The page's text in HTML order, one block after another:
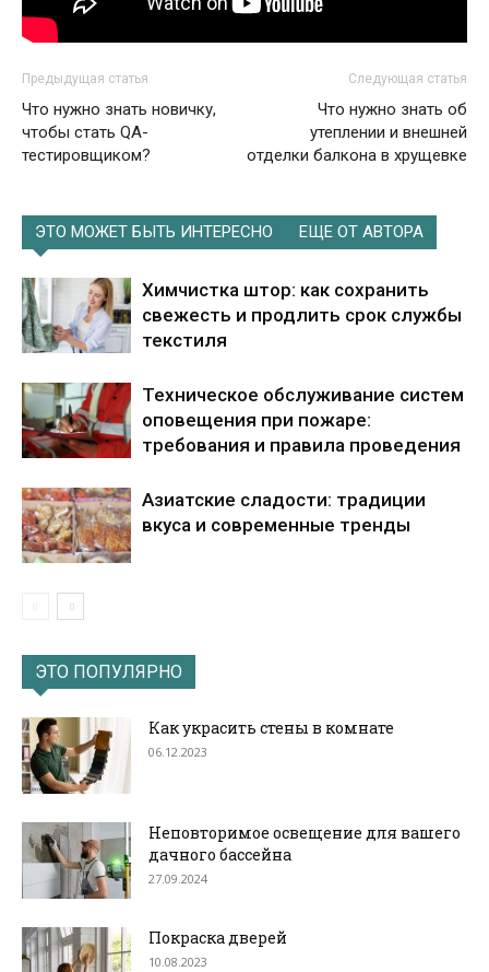
Предыдущая статья
Что нужно знать новичку,
чтобы стать QA-
тестировщиком?
Следующая статья
Что нужно знать об
утеплении и внешней
отделки балкона в хрущевке
ЭТО МОЖЕТ БЫТЬ ИНТЕРЕСНО ЕЩЕ ОТ АВТОРА
Химчистка штор: как сохранить
свежесть и продлить срок службы
текстиля
Техническое обслуживание систем
оповещения при пожаре:
требования и правила проведения
Азиатские сладости: традиции
вкуса и современные тренды
ЭТО ПОПУЛЯРНО
Как украсить стены в комнате
06.12.2023
Неповторимое освещение для вашего
дачного бассейна
27.09.2024
Покраска дверей
10.08.2023